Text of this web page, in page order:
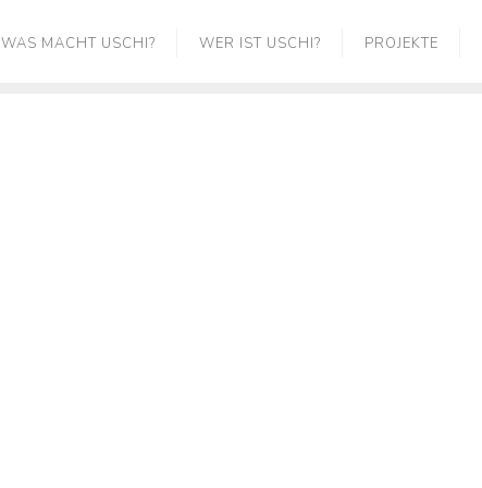
WAS MACHT USCHI? WER IST USCHI? PROJEKTE